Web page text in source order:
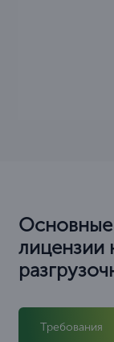
лицензии
Требования